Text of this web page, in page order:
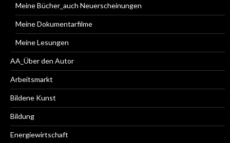
Meine Bücher_auch Neuerscheinungen
Meine Dokumentarfilme
Meine Lesungen
AA_Über den Autor
Arbeitsmarkt
Bildene Kunst
Bildung
Energiewirtschaft